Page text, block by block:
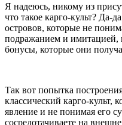
Я надеюсь, никому из
что такое карго-культ? Да-
островов, которые не
подражанием и имитацией,
бонусы, которые они
Так вот попытка
классический карго-культ,
явление и не понимая его
сосредотачиваете на